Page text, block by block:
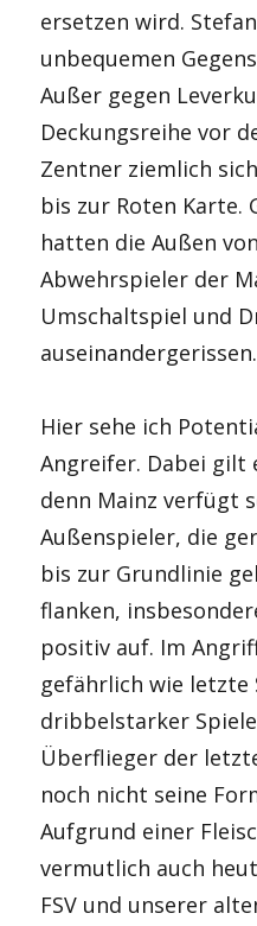
ersetzen wird.
unbequemen
Außer gegen
Deckungsreihe vor
Zentner ziemlich
bis zur Roten Karte.
hatten die Außen
Abwehrspieler der
Umschaltspiel und
auseinandergerissen.
Hier sehe ich
Angreifer. Dabei gilt
denn Mainz verfügt
Außenspieler, die
bis zur Grundlinie
flanken,
positiv auf. Im
gefährlich wie letzte
dribbelstarker
Überflieger der
noch nicht seine
Aufgrund einer
vermutlich auch
FSV und unserer